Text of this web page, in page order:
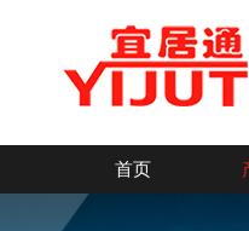
首页